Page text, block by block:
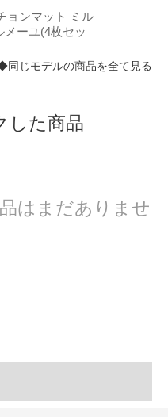
ョンマット ミル
メーユ(4枚セッ
同じモデルの商品を全て見る
した商品
はまだありませ